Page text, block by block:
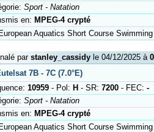
Sport - Natation
en: MPEG-4 crypté
European Aquatics Short Course
parstanley_cassidyle 04/12/2025 à
7B - 7C (7.0°E)
10959- Pol: H - SR: 7200- FEC: -
Sport - Natation
en: MPEG-4 crypté
European Aquatics Short Course